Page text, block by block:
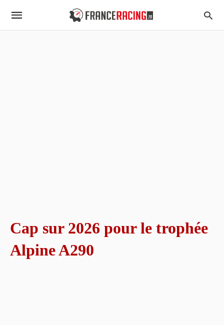
Cap sur 2026 pour le trophée
Alpine A290